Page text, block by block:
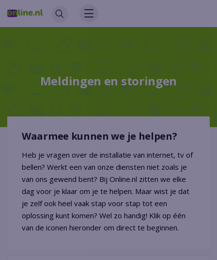
Meldingen en storingen
Waarmee kunnen we je helpen?
Heb je vragen over de installatie van internet, tv of
bellen? Werkt een van onze diensten niet zoals je
van ons gewend bent? Bij Online.nl zitten we elke
dag voor je klaar om je te helpen. Maar wist je dat
je zelf ook heel vaak stap voor stap tot een
oplossing kunt komen? Wel zo handig! Klik op één
van de iconen hieronder om direct te beginnen.